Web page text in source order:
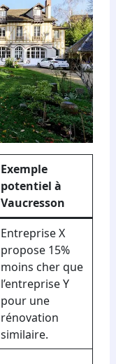
Exemple
potentiel à
Vaucresson
Entreprise X
propose 15%
moins cher que
l’entreprise Y
pour une
rénovation
similaire.